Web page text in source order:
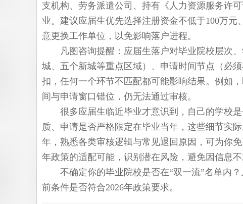
支机构、劳务派遣公司、持有《人力资源服务许
业。建议应届生优先选择注册资金不低于100万
意更换工作单位，以免影响落户进程。
凡图咨询提醒：应届生落户对毕业院校层次、
城、五个新城等重点区域）、申请时间节点（必
扣，任何一个环节不匹配都可能影响结果。例如
间与申请窗口错位，仍无法通过审核。
很多应届生临近毕业才意识到，自己的学校是
质、申请是否严格限定在毕业当年，这些细节实
年，熟悉各类审核逻辑与常见退回原因，可为你
年政策的适配可能，识别潜在风险，避免因信息不
不确定你的毕业院校是否在“双一流”名单内？
前条件是否符合2026年政策要求。